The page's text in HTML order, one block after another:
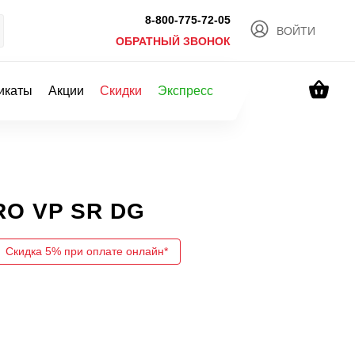
8-800-775-72-05
ОБРАТНЫЙ ЗВОНОК
ВОЙТИ
Акции Скидки Экспресс
VP SR DG
Скидка 5% при оплате онлайн*